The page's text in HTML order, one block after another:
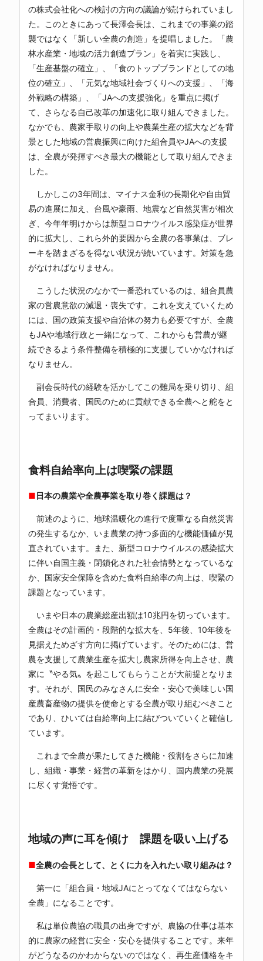
の株式会社化への検討の方向の議論が続けられていまし
た。このときにあって長澤会長は、これまでの事業の踏
襲ではなく「新しい全農の創造」を提唱しました。「農
林水産業・地域の活力創造プラン」を着実に実践し、
「生産基盤の確立」、「食のトップブランドとしての地
位の確立」、「元気な地域社会づくりへの支援」、「海
外戦略の構築」、「JAへの支援強化」を重点に掲げ
て、さらなる自己改革の加速化に取り組んできました。
なかでも、農家手取りの向上や農業生産の拡大などを背
景とした地域の営農振興に向けた組合員やJAへの支援
は、全農が発揮すべき最大の機能として取り組んできま
した。
しかしこの3年間は、マイナス金利の長期化や自由貿
易の進展に加え、台風や豪雨、地震など自然災害が相次
ぎ、今年年明けからは新型コロナウイルス感染症が世界
的に拡大し、これら外的要因から全農の各事業は、ブレ
ーキを踏まざるを得ない状況が続いています。対策を急
がなければなりません。
こうした状況のなかで一番恐れているのは、組合員農
家の営農意欲の減退・喪失です。これを支えていくため
には、国の政策支援や自治体の努力も必要ですが、全農
もJAや地域行政と一緒になって、これからも営農が継
続できるよう条件整備を積極的に支援していかなければ
なりません。
副会長時代の経験を活かしてこの難局を乗り切り、組
合員、消費者、国民のために貢献できる全農へと舵をと
ってまいります。
食料自給率向上は喫緊の課題
■日本の農業や全農事業を取り巻く課題は？
前述のように、地球温暖化の進行で度重なる自然災害
の発生するなか、いま農業の持つ多面的な機能価値が見
直されています。また、新型コロナウイルスの感染拡大
に伴い自国主義・閉鎖化された社会情勢となっているな
か、国家安全保障を含めた食料自給率の向上は、喫緊の
課題となっています。
いまや日本の農業総産出額は10兆円を切っています。
全農はその計画的・段階的な拡大を、5年後、10年後を
見据えためざす方向に掲げています。そのためには、営
農を支援して農業生産を拡大し農家所得を向上させ、農
家に〝やる気〟を起こしてもらうことが大前提となりま
す。それが、国民のみなさんに安全・安心で美味しい国
産農畜産物の提供を使命とする全農が取り組むべきこと
であり、ひいては自給率向上に結びついていくと確信し
ています。
これまで全農が果たしてきた機能・役割をさらに加速
し、組織・事業・経営の革新をはかり、国内農業の発展
に尽くす覚悟です。
地域の声に耳を傾け 課題を吸い上げる
■全農の会長として、とくに力を入れたい取り組みは？
第一に「組合員・地域JAにとってなくてはならない
全農」になることです。
私は単位農協の職員の出身ですが、農協の仕事は基本
的に農家の経営に安全・安心を提供することです。来年
がどうなるのかわからないのではなく、再生産価格をキ